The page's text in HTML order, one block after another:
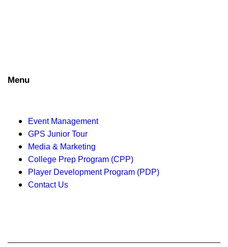
Menu
Event Management
GPS Junior Tour
Media & Marketing
College Prep Program (CPP)
Player Development Program (PDP)
Contact Us